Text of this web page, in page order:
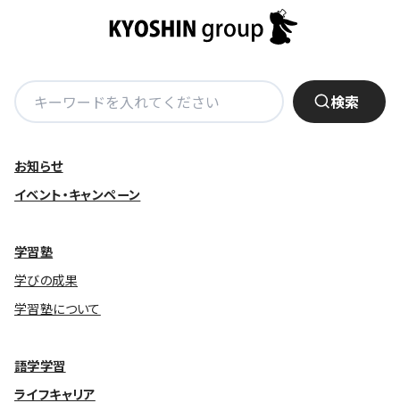
検
索:
検索
お知らせ
イベント・キャンペーン
学習塾
学びの成果
学習塾について
語学学習
ライフキャリア